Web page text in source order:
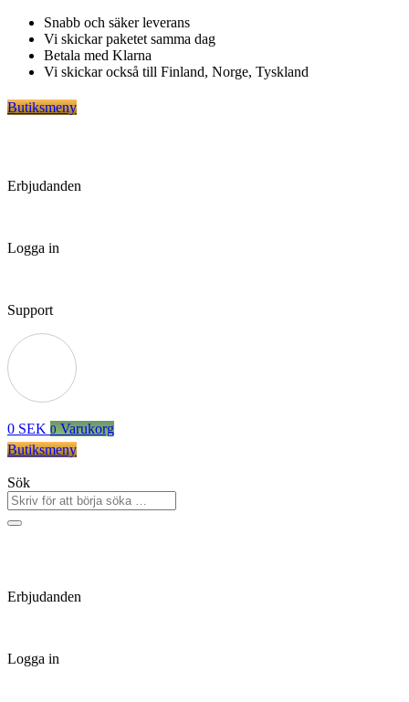
Hoppa
innehåll
Snabb och säker leverans
Vi skickar paketet samma dag
Betala med Klarna
Vi skickar också till Finland, Norge, Tyskland
Butiksmeny
Erbjudanden
Logga in
Support
0 SEK 0 Varukorg
Butiksmeny
Sök
Erbjudanden
Logga in